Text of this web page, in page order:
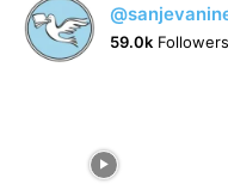
59.0k Followers